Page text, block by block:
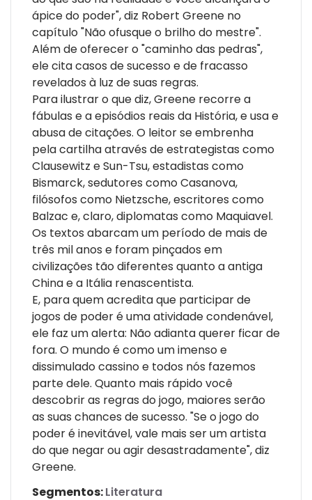
ápice do poder", diz Robert Greene no
capítulo "Não ofusque o brilho do mestre".
Além de oferecer o "caminho das pedras",
ele cita casos de sucesso e de fracasso
revelados à luz de suas regras.
Para ilustrar o que diz, Greene recorre a
fábulas e a episódios reais da História, e usa e
abusa de citações. O leitor se embrenha
pela cartilha através de estrategistas como
Clausewitz e Sun-Tsu, estadistas como
Bismarck, sedutores como Casanova,
filósofos como Nietzsche, escritores como
Balzac e, claro, diplomatas como Maquiavel.
Os textos abarcam um período de mais de
três mil anos e foram pinçados em
civilizações tão diferentes quanto a antiga
China e a Itália renascentista.
E, para quem acredita que participar de
jogos de poder é uma atividade condenável,
ele faz um alerta: Não adianta querer ficar de
fora. O mundo é como um imenso e
dissimulado cassino e todos nós fazemos
parte dele. Quanto mais rápido você
descobrir as regras do jogo, maiores serão
as suas chances de sucesso. "Se o jogo do
poder é inevitável, vale mais ser um artista
do que negar ou agir desastradamente", diz
Greene.
Segmentos:Literatura